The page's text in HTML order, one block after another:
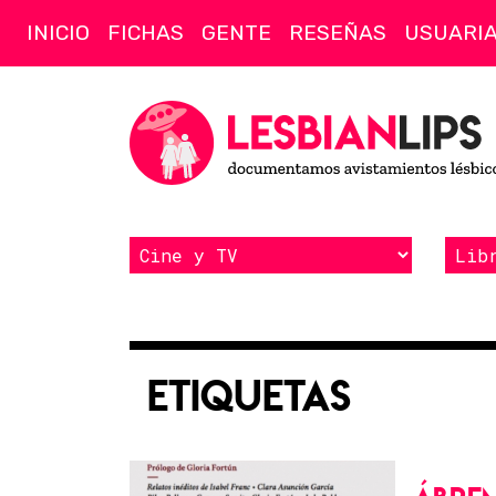
INICIO FICHAS GENTE RESEÑAS
Etiquetas